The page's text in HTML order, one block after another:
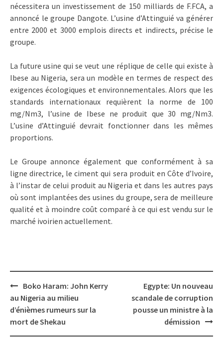
nécessitera un investissement de 150 milliards de F.FCA, a
annoncé le groupe Dangote. L’usine d’Attinguié va générer
entre 2000 et 3000 emplois directs et indirects, précise le
groupe.
La future usine qui se veut une réplique de celle qui existe à
Ibese au Nigeria, sera un modèle en termes de respect des
exigences écologiques et environnementales. Alors que les
standards internationaux requièrent la norme de 100
mg/Nm3, l’usine de Ibese ne produit que 30 mg/Nm3.
L’usine d’Attinguié devrait fonctionner dans les mêmes
proportions.
Le Groupe annonce également que conformément à sa
ligne directrice, le ciment qui sera produit en Côte d’Ivoire,
à l’instar de celui produit au Nigeria et dans les autres pays
où sont implantées des usines du groupe, sera de meilleure
qualité et à moindre coût comparé à ce qui est vendu sur le
marché ivoirien actuellement.
Post
navigation
Boko Haram: John Kerry
au Nigeria au milieu
d’énièmes rumeurs sur la
mort de Shekau
Egypte: Un nouveau
scandale de corruption
pousse un ministre à la
démission